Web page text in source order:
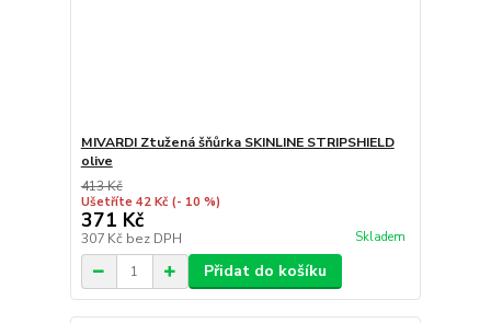
MIVARDI Ztužená šňůrka SKINLINE STRIPSHIELD
olive
413 Kč
Ušetříte 42 Kč (- 10 %)
371 Kč
307 Kč bez DPH Skladem
Přidat do košíku